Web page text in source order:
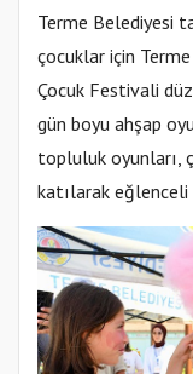
Terme Belediyesi
çocuklar için
Çocuk Festivali
gün boyu ahşap
topluluk oyunları,
katılarak